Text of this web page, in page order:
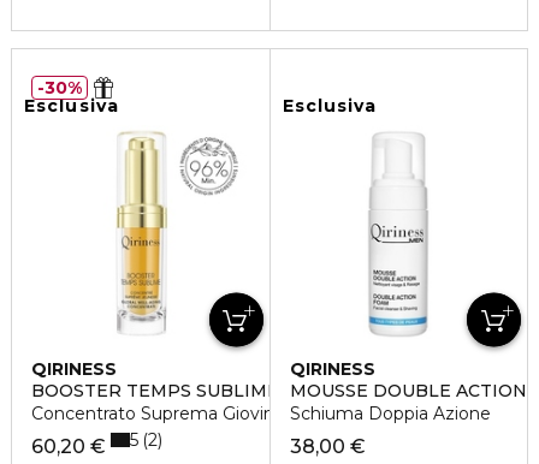
Esclusiva
QIRINESS
BOOSTER TEMPS SUBLIME
Concentrato Suprema Giovinezza
60,20 €
5 2
30%
Esclusiva
QIRINESS
MOUSSE DOUBLE ACTION
Schiuma Doppia Azione
38,00 €